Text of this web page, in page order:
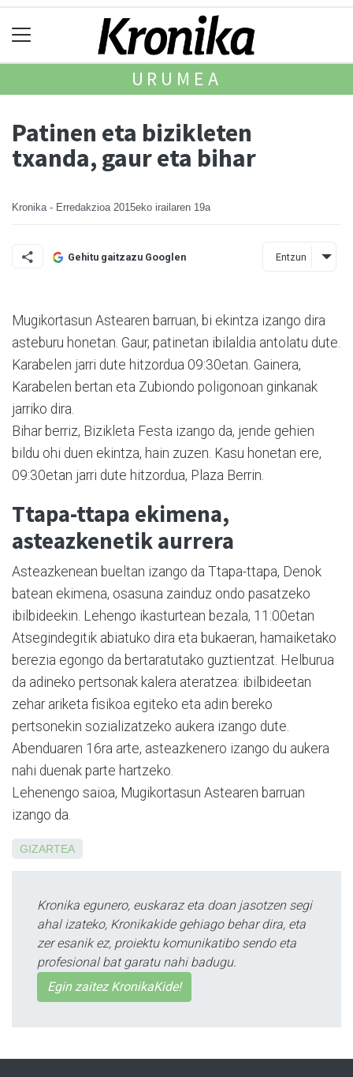
URUMEA
Patinen eta bizikleten
txanda, gaur eta bihar
Kronika - Erredakzioa 2015eko irailaren 19a
Gehitu gaitzazu Googlen Entzun
Mugikortasun Astearen ba­rruan, bi ekintza izango dira
asteburu honetan. Gaur, pati­netan ibilaldia antolatu dute.
Karabelen jarri dute hitzordua 09:30etan. Gainera,
Karabelen bertan eta Zubiondo poligo­noan ginka­nak
jarriko dira.
Bihar berriz, Bizikleta Festa izango da, jende gehien
bildu ohi duen ekintza, hain zuzen. Kasu honetan ere,
09:30etan jarri dute hitzor­dua, Plaza Berrin.
Ttapa-ttapa ekimena,
asteazkenetik aurrera
Asteazkenean bueltan izango da Ttapa-ttapa, Denok
batean ekimena, osasuna zainduz on­do pasatzeko
ibilbideekin. Lehe­ngo ikasturtean bezala, 11:00etan
Atsegindegitik abia­tu­ko dira eta bukaeran, ha­mai­ketako
berezia egongo da berta­ratutako guztientzat. Hel­burua
da adineko pertsonak kalera ateratzea: ibilbideetan
zehar ariketa fisikoa egiteko eta adin bereko
pertsonekin sozializa­tzeko aukera izango dute.
Abenduaren 16ra arte, asteazkenero izango du aukera
nahi duenak parte hartzeko.
Lehenengo saioa, Mugi­kor­tasun Astearen barruan
izango da.
GIZARTEA
Kronika egunero, euskaraz eta doan jasotzen segi
ahal izateko, Kronikakide gehiago behar dira, eta
zer esanik ez, proiektu komunikatibo sendo eta
profesional bat garatu nahi badugu.
Egin zaitez KronikaKide!